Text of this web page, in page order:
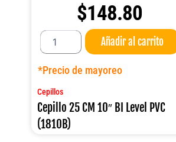
$148.80
Cepillo
CM
10"
Level
PVC
(1810B)
cantidad
Añadir al carrito
*Precio de mayoreo
Cepillos
Cepillo 25 CM 10″ BI Level PVC
(1810B)